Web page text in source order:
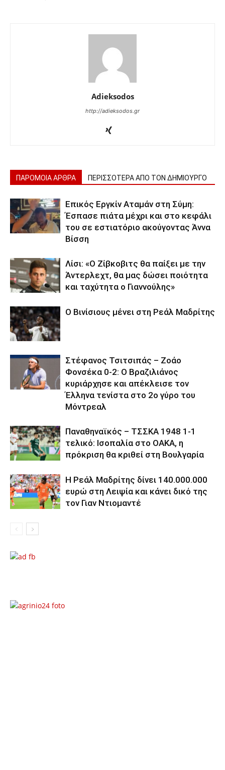
Adieksodos
http://adieksodos.gr
ΠΑΡΟΜΟΙΑ ΑΡΘΡΑ ΠΕΡΙΣΣΟΤΕΡΑ ΑΠΟ ΤΟΝ ΔΗΜΙΟΥΡΓΟ
Επικός Εργκίν Αταμάν στη Σύμη:
Έσπασε πιάτα μέχρι και στο κεφάλι
του σε εστιατόριο ακούγοντας Άννα
Βίσση
Λίσι: «Ο Ζίβκοβιτς θα παίξει με την
Άντερλεχτ, θα μας δώσει ποιότητα
και ταχύτητα ο Γιαννούλης»
Ο Βινίσιους μένει στη Ρεάλ Μαδρίτης
Στέφανος Τσιτσιπάς – Ζοάο
Φονσέκα 0-2: Ο Βραζιλιάνος
κυριάρχησε και απέκλεισε τον
Έλληνα τενίστα στο 2ο γύρο του
Μόντρεαλ
Παναθηναϊκός – ΤΣΣΚΑ 1948 1-1
τελικό: Ισοπαλία στο ΟΑΚΑ, η
πρόκριση θα κριθεί στη Βουλγαρία
Η Ρεάλ Μαδρίτης δίνει 140.000.000
ευρώ στη Λειψία και κάνει δικό της
τον Γιαν Ντιομαντέ